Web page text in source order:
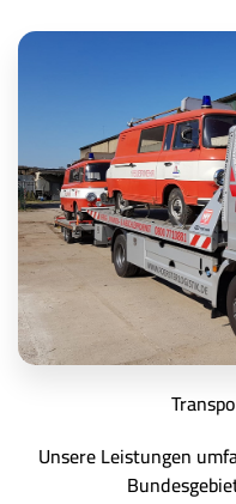
Unsere Leistungen